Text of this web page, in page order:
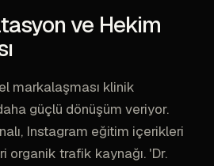
ve Hekim
markalaşması klinik
güçlü dönüşüm veriyor.
Instagram eğitim içerikleri
organik trafik kaynağı. 'Dr.